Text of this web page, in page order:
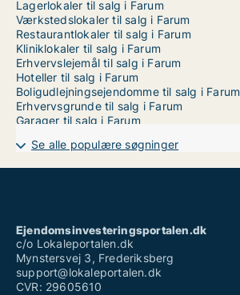
Lagerlokaler til salg i Farum
Værkstedslokaler til salg i Farum
Restaurantlokaler til salg i Farum
Kliniklokaler til salg i Farum
Erhvervslejemål til salg i Farum
Hoteller til salg i Farum
Boligudlejningsejendomme til salg i Farum
Erhvervsgrunde til salg i Farum
Garager til salg i Farum
Se alle populære søgninger
Ejendomsinvesteringsportalen.dk
c/o Lokaleportalen.dk
Mynstersvej 3, Frederiksberg
support@lokaleportalen.dk
CVR: 29605610